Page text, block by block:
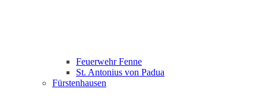
Feuerwehr Fenne
St. Antonius von Padua
Fürstenhausen